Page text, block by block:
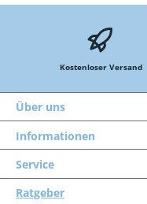
Kostenloser Versand
Über uns
Informationen
Service
Ratgeber